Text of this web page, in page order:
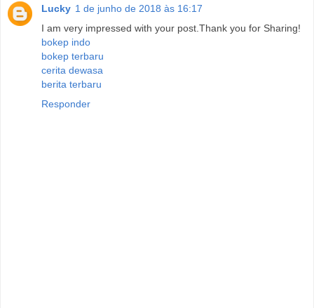
Lucky 1 de junho de 2018 às 16:17
I am very impressed with your post.Thank you for Sharing!
bokep indo
bokep terbaru
cerita dewasa
berita terbaru
Responder